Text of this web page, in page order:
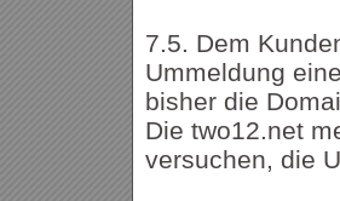
7.5. Dem
Ummeldung
bisher die
Die two12.net
versuchen, die